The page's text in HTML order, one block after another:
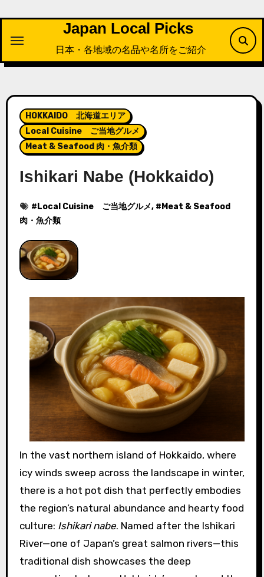
プ
Japan Local Picks
日本・各地域の名品や名所をご紹介
HOKKAIDO 北海道エリア
Local Cuisine ご当地グルメ
Meat & Seafood 肉・魚介類
Ishikari Nabe (Hokkaido)
# Local Cuisine ご当地グルメ, # Meat & Seafood
肉・魚介類
In the vast northern island of Hokkaido, where
icy winds sweep across the landscape in winter,
there is a hot pot dish that perfectly embodies
the region’s natural abundance and hearty food
culture: Ishikari nabe. Named after the Ishikari
River—one of Japan’s great salmon rivers—this
traditional dish showcases the deep